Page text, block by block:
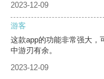
2023-12-09
游客
这款app的功能非常强大，
中游刃有余。
2023-12-09